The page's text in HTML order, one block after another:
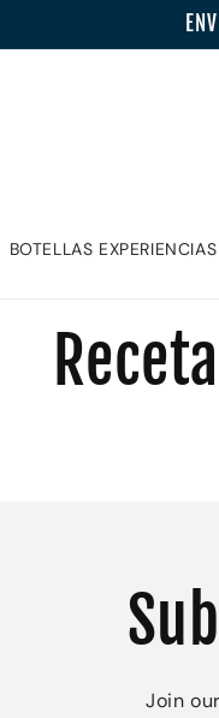
BOTELLAS EXPERIENCIAS
Join